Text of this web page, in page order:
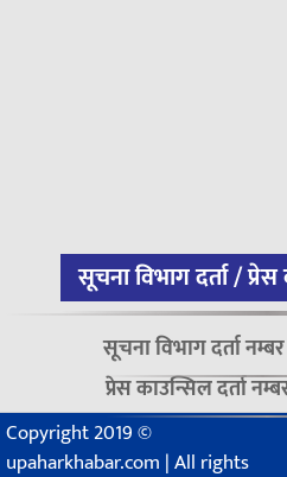
सूचना विभाग दर्ता /
सूचना विभाग दर्ता
प्रेस काउन्सिल दर्ता
Copyright 2019 ©
upaharkhabar.com | All rights